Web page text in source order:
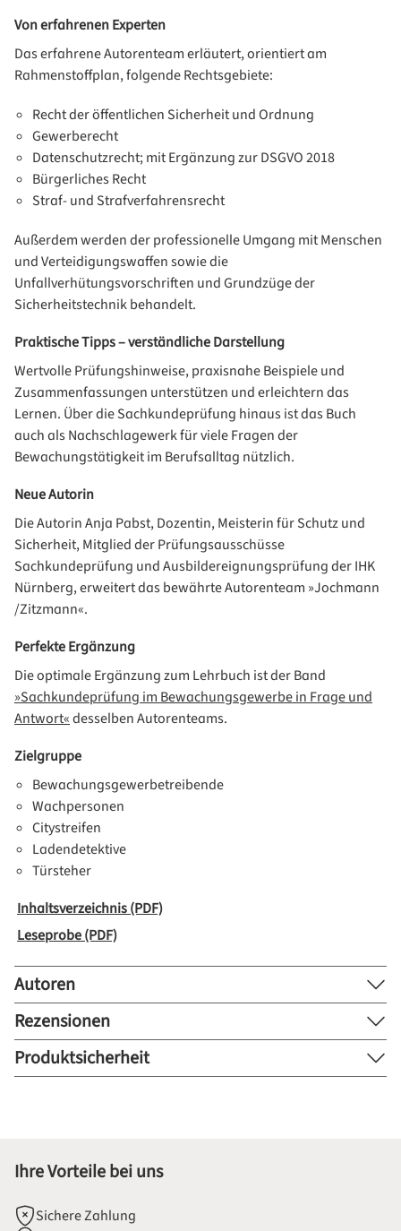
Von erfahrenen Experten
Das erfahrene Autorenteam erläutert, orientiert am
Rahmenstoffplan, folgende Rechtsgebiete:
Recht der öffentlichen Sicherheit und Ordnung
Gewerberecht
Datenschutzrecht; mit Ergänzung zur DSGVO 2018
Bürgerliches Recht
Straf- und Strafverfahrensrecht
Außerdem werden der professionelle Umgang mit Menschen
und Verteidigungswaffen sowie die
Unfallverhütungsvorschriften und Grundzüge der
Sicherheitstechnik behandelt.
Praktische Tipps – verständliche Darstellung
Wertvolle Prüfungshinweise, praxisnahe Beispiele und
Zusammenfassungen unterstützen und erleichtern das
Lernen. Über die Sachkundeprüfung hinaus ist das Buch
auch als Nachschlagewerk für viele Fragen der
Bewachungstätigkeit im Berufsalltag nützlich.
Neue Autorin
Die Autorin Anja Pabst, Dozentin, Meisterin für Schutz und
Sicherheit, Mitglied der Prüfungsausschüsse
Sachkundeprüfung und Ausbildereignungsprüfung der IHK
Nürnberg, erweitert das bewährte Autorenteam »Jochmann
/Zitzmann«.
Perfekte Ergänzung
Die optimale Ergänzung zum Lehrbuch ist der Band
»Sachkundeprüfung im Bewachungsgewerbe in Frage und
Antwort«desselben Autorenteams.
Zielgruppe
Bewachungsgewerbetreibende
Wachpersonen
Citystreifen
Ladendetektive
Türsteher
Inhaltsverzeichnis (PDF)
Leseprobe (PDF)
Autoren
Rezensionen
Produktsicherheit
Ihre Vorteile bei uns
Sichere Zahlung